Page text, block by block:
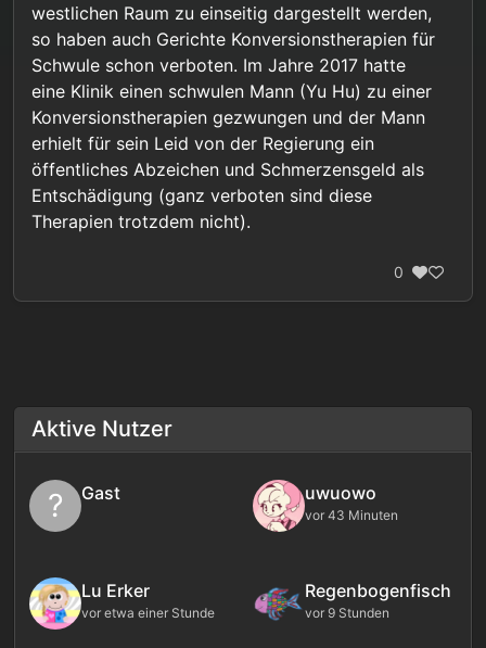
westlichen Raum zu einseitig dargestellt werden,
so haben auch Gerichte Konversionstherapien für
Schwule schon verboten. Im Jahre 2017 hatte
eine Klinik einen schwulen Mann (Yu Hu) zu einer
Konversionstherapien gezwungen und der Mann
erhielt für sein Leid von der Regierung ein
öffentliches Abzeichen und Schmerzensgeld als
Entschädigung (ganz verboten sind diese
Therapien trotzdem nicht).
0
Aktive Nutzer
? Gast uwuowo
vor 43 Minuten
Lu Erker
vor etwa einer Stunde
Regenbogenfisch
vor 9 Stunden